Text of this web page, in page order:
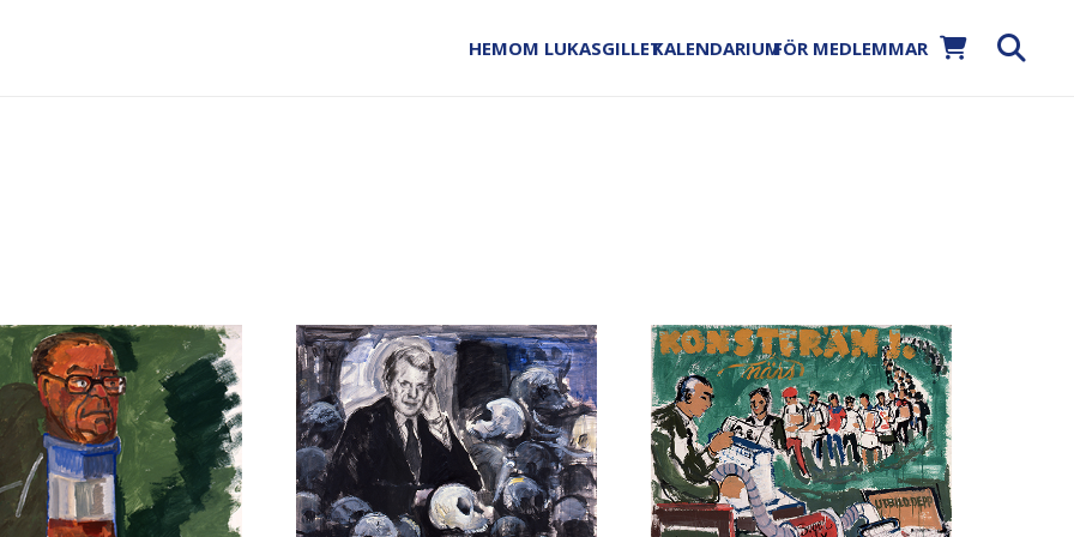
HEMOM LUKASGILLETKALENDARIUMFÖR MEDLEMMAR